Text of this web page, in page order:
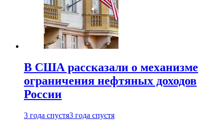
В США рассказали о механизме
ограничения нефтяных доходов
России
3 года спустя3 года спустя